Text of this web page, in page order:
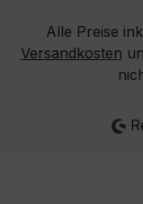
Alle Preise
Versandkosten